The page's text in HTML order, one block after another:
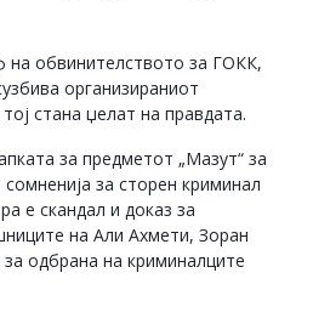
обвинителството за ГОКК,
организираниот
стана џелат на правдата.
за предметот „Мазут“ за
сомненија за сторен криминал
е скандал и доказ за
на Али Ахмети, Зоран
одбрана на криминалците